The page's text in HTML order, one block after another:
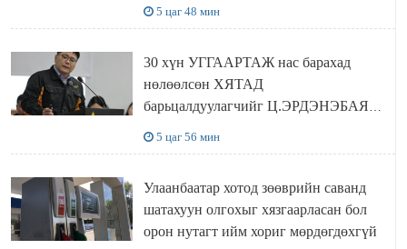
5 цаг 48 мин
30 хүн УГГААРТАЖ нас барахад
нөлөөлсөн ХЯТАД
барьцалдуулагчийг Ц.ЭРДЭНЭБАЯР
5 цаг 56 мин
Улаанбаатар хотод зөөврийн саванд
шатахуун олгохыг хязгаарласан бол
орон нутагт ийм хориг мөрдөгдөхгүй